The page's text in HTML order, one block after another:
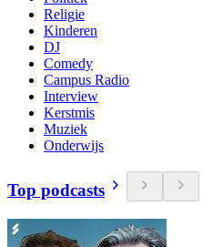
Religie
Kinderen
DJ
Comedy
Campus Radio
Interview
Kerstmis
Muziek
Onderwijs
Top podcasts